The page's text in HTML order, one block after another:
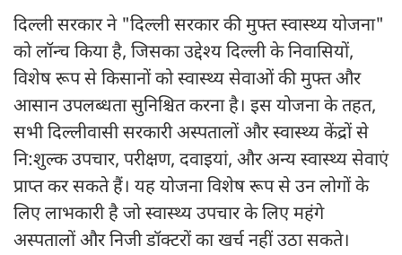
दिल्ली सरकार ने "दिल्ली सरकार की मुफ्त स्वास्थ्य योजना"
को लॉन्च किया है, जिसका उद्देश्य दिल्ली के निवासियों,
विशेष रूप से किसानों को स्वास्थ्य सेवाओं की मुफ्त और
आसान उपलब्धता सुनिश्चित करना है। इस योजना के तहत,
सभी दिल्लीवासी सरकारी अस्पतालों और स्वास्थ्य केंद्रों से
नि:शुल्क उपचार, परीक्षण, दवाइयां, और अन्य स्वास्थ्य सेवाएं
प्राप्त कर सकते हैं। यह योजना विशेष रूप से उन लोगों के
लिए लाभकारी है जो स्वास्थ्य उपचार के लिए महंगे
अस्पतालों और निजी डॉक्टरों का खर्च नहीं उठा सकते।